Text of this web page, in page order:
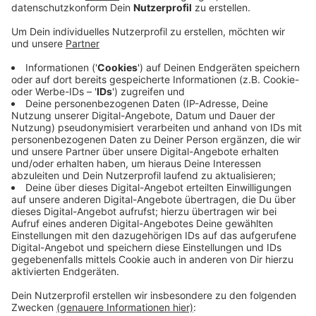
Anzeige
Für Schüler, die die Mitteilung über den
Unterrichtsausfall nicht mehr rechtzeitig erreicht hat
und die deshalb morgen im Schulgebäude eintreffen,
soll es eine angemessene Beaufsichtigung geben,
heißt es. Kita-Kinder sollen morgen wenn möglich zu
Hause bleiben.
Die genauen Infos des NRW-Schulministeriums gibt es
hier.
Die Wupsi weist daraufhin, dass aufgrund der
Schulschließungen Donnerstag keine E- und
Schulbuslinien fahren. Alle Infos dazu gibt es
Anzeige